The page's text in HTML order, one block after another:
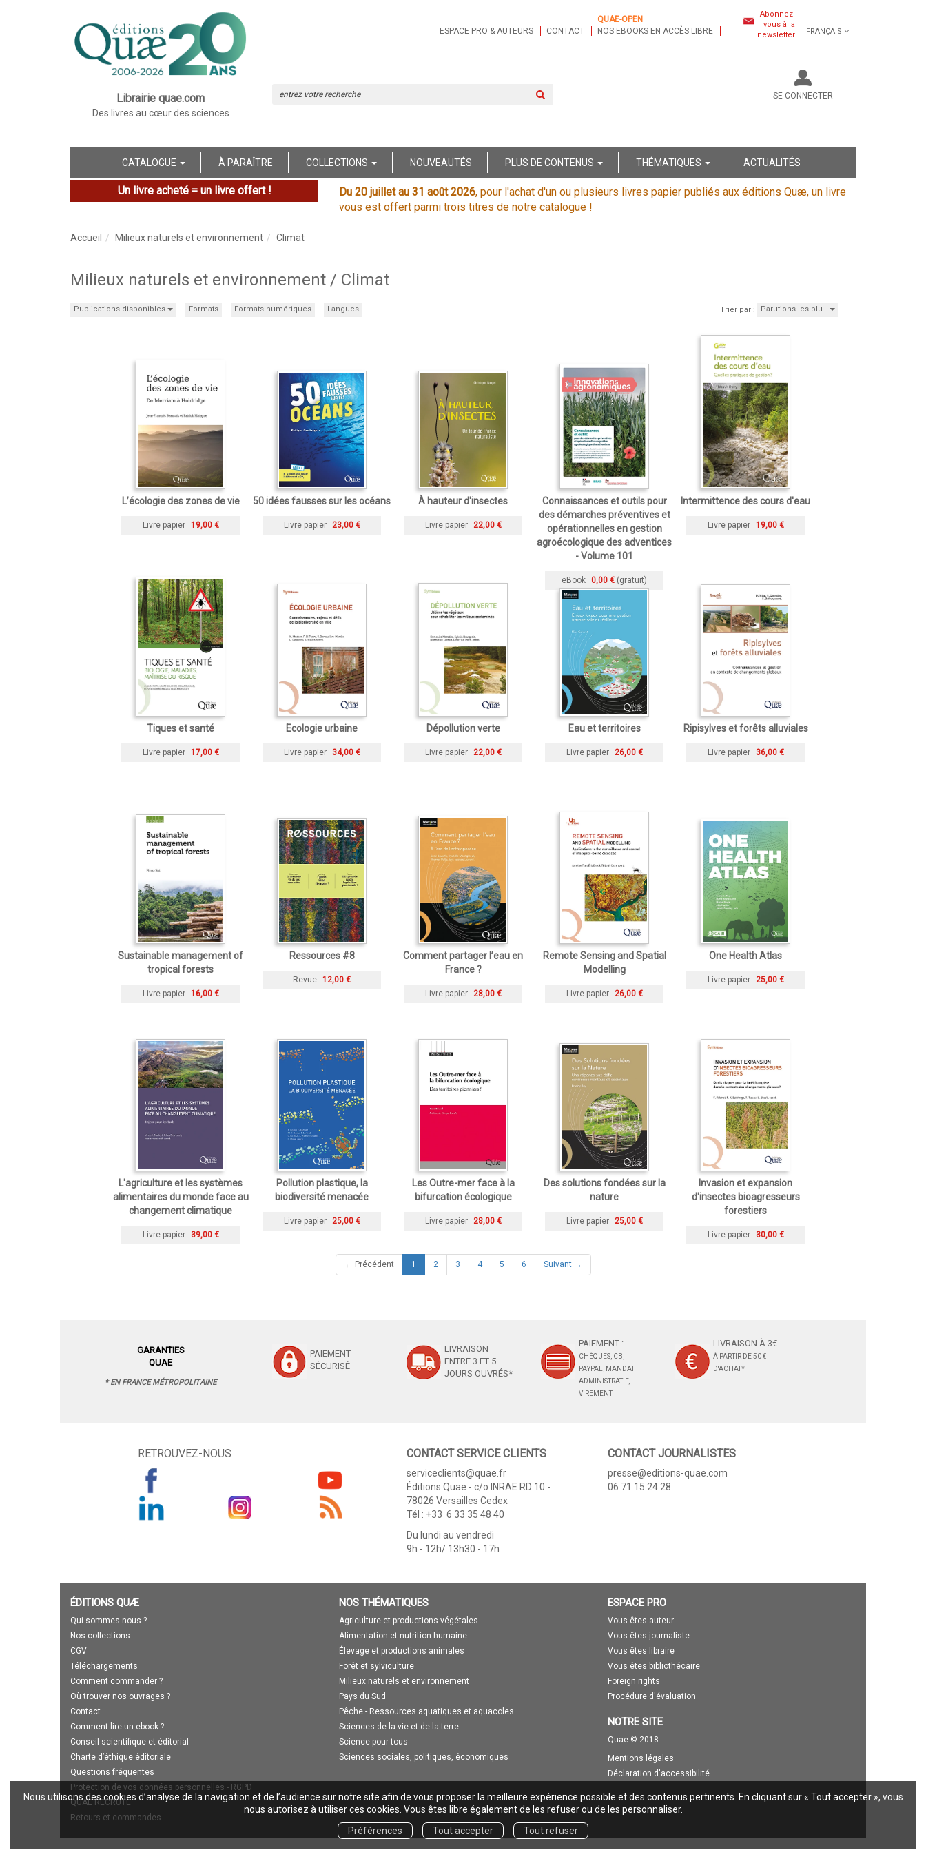
Nous utilisons des cookies d’analyse de la navigation et de l’audience sur notre site afin de vous proposer la meilleure expérience possible et des contenus pertinents. En cliquant sur « Tout accepter », vous
nous autorisez à utiliser ces cookies. Vous êtes libre également de les refuser ou de les personnaliser.
Préférences
Tout accepter Tout refuser
Librairie quae.com
Des livres au cœur des sciences
ESPACE PRO & AUTEURS CONTACT
QUAE-OPEN
NOS EBOOKS EN ACCÈS LIBRE
Abonnez-
vous à la
newsletter
FRANÇAIS
SE CONNECTER
CATALOGUE À PARAÎTRE COLLECTIONS NOUVEAUTÉS PLUS DE CONTENUS THÉMATIQUES ACTUALITÉS
Un livre acheté = un livre offert ! Du 20 juillet au 31 août 2026, pour l'achat d'un ou plusieurs livres papier publiés aux éditions Quæ, un livre
vous est offert parmi trois titres de notre catalogue !
Accueil Milieux naturels et environnement Climat
Milieux naturels et environnement / Climat
Publications disponibles Formats Formats numériques Langues Trier par : Parutions les plu…
L’écologie des zones de vie
Livre papier 19,00 €
50 idées fausses sur les océans
Livre papier 23,00 €
À hauteur d'insectes
Livre papier 22,00 €
Connaissances et outils pour
des démarches préventives et
opérationnelles en gestion
agroécologique des adventices
- Volume 101
eBook 0,00 € (gratuit)
Intermittence des cours d'eau
Livre papier 19,00 €
Tiques et santé
Livre papier 17,00 €
Ecologie urbaine
Livre papier 34,00 €
Dépollution verte
Livre papier 22,00 €
Eau et territoires
Livre papier 26,00 €
Ripisylves et forêts alluviales
Livre papier 36,00 €
Sustainable management of
tropical forests
Livre papier 16,00 €
Ressources #8
Revue 12,00 €
Comment partager l’eau en
France ?
Livre papier 28,00 €
Remote Sensing and Spatial
Modelling
Livre papier 26,00 €
One Health Atlas
Livre papier 25,00 €
L'agriculture et les systèmes
alimentaires du monde face au
changement climatique
Livre papier 39,00 €
Pollution plastique, la
biodiversité menacée
Livre papier 25,00 €
Les Outre-mer face à la
bifurcation écologique
Livre papier 28,00 €
Des solutions fondées sur la
nature
Livre papier 25,00 €
Invasion et expansion
d'insectes bioagresseurs
forestiers
Livre papier 30,00 €
← Précédent 1 (current)
2 3 4 5 6 Suivant →
GARANTIES
QUAE
* EN FRANCE MÉTROPOLITAINE
PAIEMENT
SÉCURISÉ
LIVRAISON
ENTRE 3 ET 5
JOURS OUVRÉS*
PAIEMENT :
CHÈQUES, CB,
PAYPAL, MANDAT
ADMINISTRATIF,
VIREMENT
LIVRAISON À 3€
À PARTIR DE 50 €
D'ACHAT*
RETROUVEZ-NOUS CONTACT SERVICE CLIENTS
serviceclients@quae.fr
Éditions Quae - c/o INRAE RD 10 -
78026 Versailles Cedex
Tél : +33 6 33 35 48 40
Du lundi au vendredi
9h - 12h/ 13h30 - 17h
CONTACT JOURNALISTES
presse@editions-quae.com
06 71 15 24 28
ÉDITIONS QUÆ
Qui sommes-nous ?
Nos collections
CGV
Téléchargements
Comment commander ?
Où trouver nos ouvrages ?
Contact
Comment lire un ebook ?
Conseil scientifique et éditorial
Charte d’éthique éditoriale
Questions fréquentes
Protection de vos données personnelles - RGPD
QUAE RECRUTE
Retours et commandes
NOS THÉMATIQUES
Agriculture et productions végétales
Alimentation et nutrition humaine
Élevage et productions animales
Forêt et sylviculture
Milieux naturels et environnement
Pays du Sud
Pêche - Ressources aquatiques et aquacoles
Sciences de la vie et de la terre
Science pour tous
Sciences sociales, politiques, économiques
ESPACE PRO
Vous êtes auteur
Vous êtes journaliste
Vous êtes libraire
Vous êtes bibliothécaire
Foreign rights
Procédure d'évaluation
NOTRE SITE
Quae © 2018
Mentions légales
Déclaration d'accessibilité